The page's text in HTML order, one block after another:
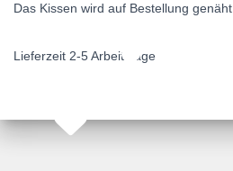
Das Kissen wird auf Bestellung genäht.
Lieferzeit 2-5 Arbeitstage